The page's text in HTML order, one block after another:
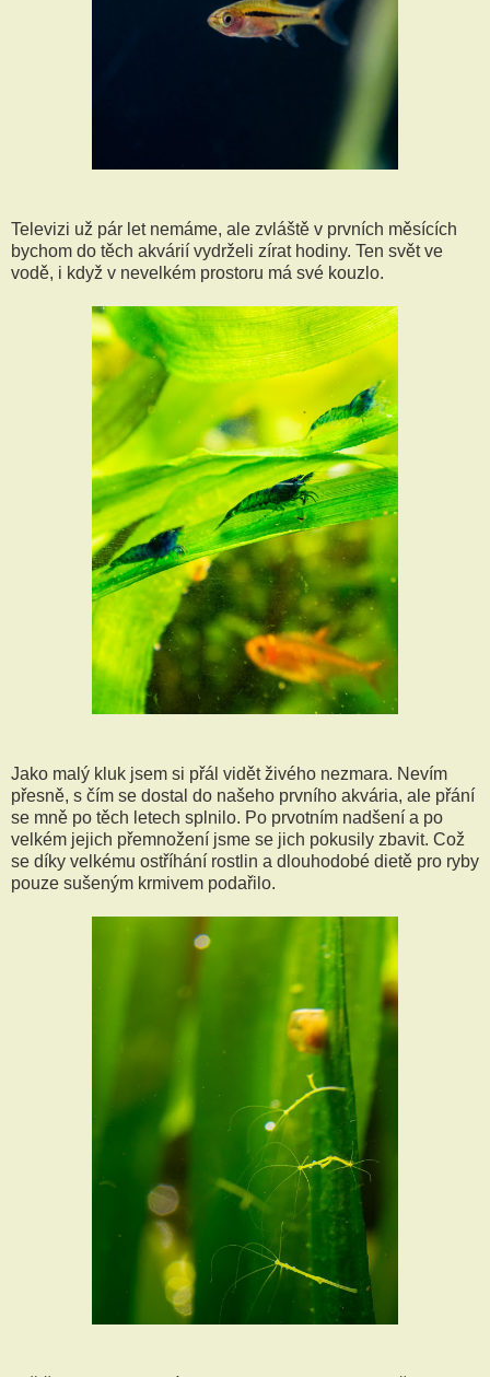
Televizi už pár let nemáme, ale zvláště v prvních měsících
bychom do těch akvárií vydrželi zírat hodiny. Ten svět ve
vodě, i když v nevelkém prostoru má své kouzlo.
Jako malý kluk jsem si přál vidět živého nezmara. Nevím
přesně, s čím se dostal do našeho prvního akvária, ale přání
se mně po těch letech splnilo. Po prvotním nadšení a po
velkém jejich přemnožení jsme se jich pokusily zbavit. Což
se díky velkému ostříhání rostlin a dlouhodobé dietě pro ryby
pouze sušeným krmivem podařilo.